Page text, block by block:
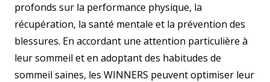
profonds sur la performance physique, la
récupération, la santé mentale et la prévention des
blessures. En accordant une attention particulière à
leur sommeil et en adoptant des habitudes de
sommeil saines, les WINNERS peuvent optimiser leur